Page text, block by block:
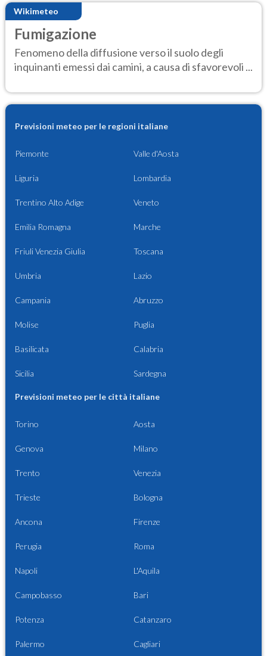
Wikimeteo
Fumigazione
Fenomeno della diffusione verso il suolo degli
inquinanti emessi dai camini, a causa di sfavorevoli ...
Previsioni meteo per le regioni italiane
Piemonte Valle d'Aosta
Liguria Lombardia
Trentino Alto Adige Veneto
Emilia Romagna Marche
Friuli Venezia Giulia Toscana
Umbria Lazio
Campania Abruzzo
Molise Puglia
Basilicata Calabria
Sicilia Sardegna
Previsioni meteo per le città italiane
Torino Aosta
Genova Milano
Trento Venezia
Trieste Bologna
Ancona Firenze
Perugia Roma
Napoli L'Aquila
Campobasso Bari
Potenza Catanzaro
Palermo Cagliari